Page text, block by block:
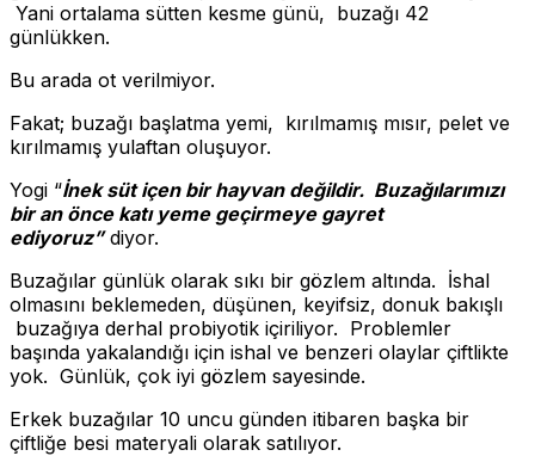
Yani ortalama sütten kesme günü, buzağı 42
günlükken.
Bu arada ot verilmiyor.
Fakat; buzağı başlatma yemi, kırılmamış mısır, pelet ve
kırılmamış yulaftan oluşuyor.
Yogi “İnek süt içen bir hayvan değildir. Buzağılarımızı
bir an önce katı yeme geçirmeye gayret
ediyoruz”diyor.
Buzağılar günlük olarak sıkı bir gözlem altında. İshal
olmasını beklemeden, düşünen, keyifsiz, donuk bakışlı
buzağıya derhal probiyotik içiriliyor. Problemler
başında yakalandığı için ishal ve benzeri olaylar çiftlikte
yok. Günlük, çok iyi gözlem sayesinde.
Erkek buzağılar 10 uncu günden itibaren başka bir
çiftliğe besi materyali olarak satılıyor.